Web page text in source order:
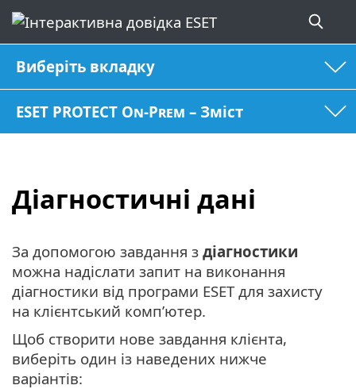
Виберіть вкладку
ESET PROTECT On-Prem – Зміст
Діагностичні дані
За допомогою завдання з діагностики
можна надіслати запит на виконання
діагностики від програми ESET для захисту
на клієнтський комп’ютер.
Щоб створити нове завдання клієнта,
виберіть один із наведених нижче
варіантів: